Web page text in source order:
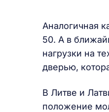
Аналогичная
50. А в
нагрузки на
дверью,
В Литве и
положение